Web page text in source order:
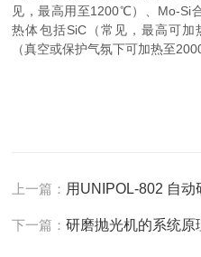
见，最高用至1200℃）、Mo-Si
热体包括SiC（常见，最高可
（真空或保护气氛下可加热至
上一篇： 用UNIPOL-802 自动研磨抛
下一篇：研磨抛光机的系统